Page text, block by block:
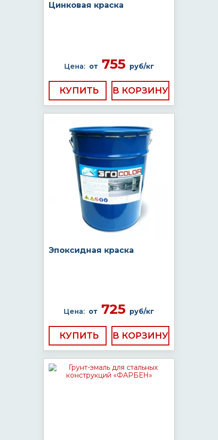
Цинковая краска
Цена: от755 руб/кг
КУПИТЬ
Эпоксидная краска
Цена: от 725 руб/кг
КУПИТЬ